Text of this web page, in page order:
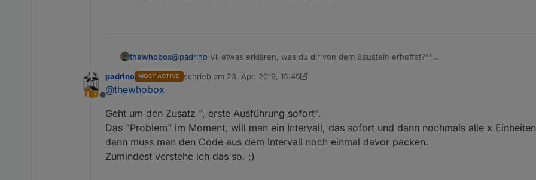
thewhobox@padrino Vll etwas erklären, was du dir von dem Baustein erhoffst?^^
Offline
padrino MOST ACTIVE schrieb am 23. Apr. 2019, 15:45
zuletzt editiert von padrino
@thewhobox
Geht um den Zusatz ", erste Ausführung sofort".
Das "Problem" im Moment, will man ein Intervall, das sofort und dann nochmals alle x
dann muss man den Code aus dem Intervall noch einmal davor packen.
Zumindest verstehe ich das so. ;)